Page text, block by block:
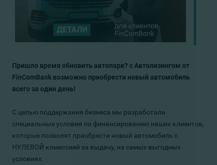
Пришло время обновить автопарк? с Автолизингом от
FinComBank возможно приобрести новый автомобиль
всего за один день!
С целью поддержания бизнеса мы разработали
специальные условия по финансированию наших клиентов,
которые позволят приобрести новый автомобиль c
НУЛЕВОЙ комиссией за выдачу, на самых выгодных
условиях: